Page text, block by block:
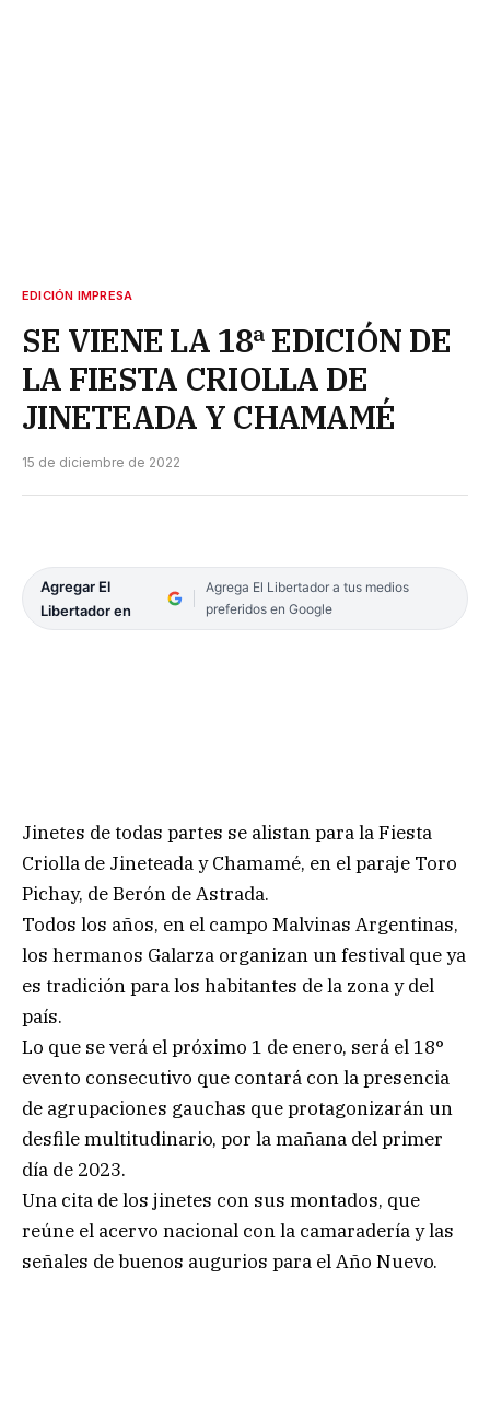
EDICIÓN IMPRESA
SE VIENE LA 18ª EDICIÓN DE
LA FIESTA CRIOLLA DE
JINETEADA Y CHAMAMÉ
15 de diciembre de 2022
Agregar El
Libertador en
Agrega El Libertador a tus medios
preferidos en Google
Jinetes de todas partes se alistan para la Fiesta
Criolla de Jineteada y Chamamé, en el paraje Toro
Pichay, de Berón de Astrada.
Todos los años, en el campo Malvinas Argentinas,
los hermanos Galarza organizan un festival que ya
es tradición para los habitantes de la zona y del
país.
Lo que se verá el próximo 1 de enero, será el 18°
evento consecutivo que contará con la presencia
de agrupaciones gauchas que protagonizarán un
desfile multitudinario, por la mañana del primer
día de 2023.
Una cita de los jinetes con sus montados, que
reúne el acervo nacional con la camaradería y las
señales de buenos augurios para el Año Nuevo.